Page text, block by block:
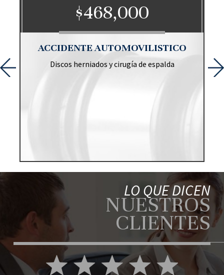
$468,000
ACCIDENTE AUTOMOVILISTICO
Discos herniados y cirugía de espalda
LO QUE DICEN
NUESTROS
CLIENTES